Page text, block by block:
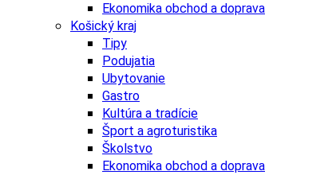
Ekonomika obchod a doprava
Košický kraj
Tipy
Podujatia
Ubytovanie
Gastro
Kultúra a tradície
Šport a agroturistika
Školstvo
Ekonomika obchod a doprava